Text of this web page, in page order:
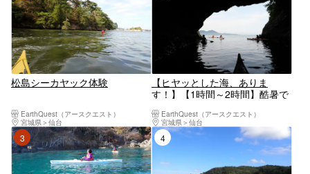
松島シーカヤック体験
EarthQuest（アースクエスト）
宮城県
仙台
【ヒヤッとした海、ありま
す！】【1時間～2時間】酷暑で
低い宮城の海でカヤック体験(宮
城県女川町）
EarthQuest（アースクエスト）
宮城県
仙台
3位 4位